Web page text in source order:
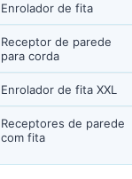
Enrolador de fita
Receptor de parede
para corda
Enrolador de fita XXL
Receptores de parede
com fita